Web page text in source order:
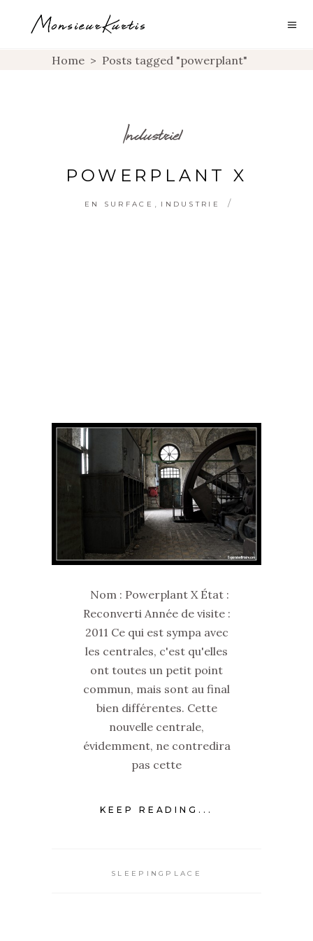
Home > Posts tagged "powerplant"
Industriel
POWERPLANT X
EN SURFACE INDUSTRIE
Nom : Powerplant X État :
Reconverti Année de visite :
2011 Ce qui est sympa avec
les centrales, c'est qu'elles
ont toutes un petit point
commun, mais sont au final
bien différentes. Cette
nouvelle centrale,
évidemment, ne contredira
pas cette
KEEP READING...
SLEEPINGPLACE